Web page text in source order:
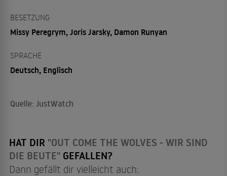
BESETZUNG
Missy Peregrym, Joris Jarsky, Damon Runyan
SPRACHE
Deutsch, Englisch
Quelle: JustWatch
HAT DIR "OUT COME THE WOLVES - WIR SIND
DIE BEUTE" GEFALLEN?
Dann gefällt dir vielleicht auch: